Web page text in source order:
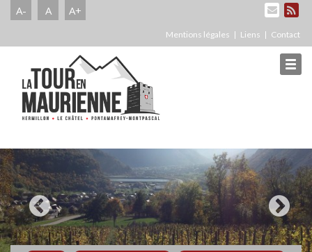
A- A A+
Mentions légales Liens Contact